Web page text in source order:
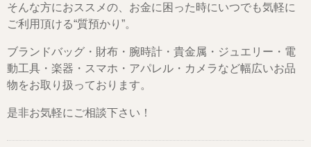
そんな方におススメの、お金に困った時にいつでも気軽に
ご利用頂ける“質預かり”。
ブランドバッグ・財布・腕時計・貴金属・ジュエリー・電
動工具・楽器・スマホ・アパレル・カメラなど幅広いお品
物をお取り扱っております。
是非お気軽にご相談下さい！